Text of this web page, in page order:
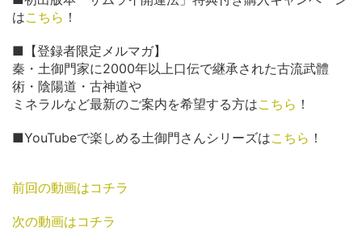
はこちら ！
■【登録者限定メルマガ】
秦・土御門家に2000年以上口伝で継承された古流武體
術・陰陽道・古神道や
ミネラルなど最新のご案内を希望する方はこちら ！
■YouTubeで楽しめる土御門さんシリーズはこちら ！
前回の動画はコチラ
次の動画はコチラ